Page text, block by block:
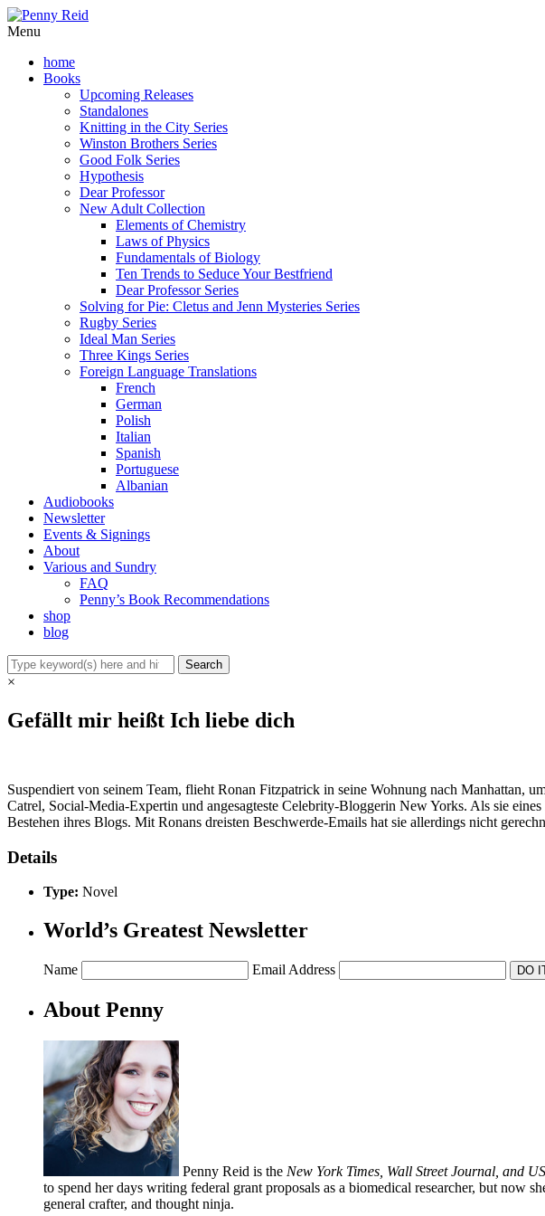
Menu
home
Books
Upcoming Releases
Standalones
Knitting in the City Series
Winston Brothers Series
Good Folk Series
Hypothesis
Dear Professor
New Adult Collection
Elements of Chemistry
Laws of Physics
Fundamentals of Biology
Ten Trends to Seduce Your Bestfriend
Dear Professor Series
Solving for Pie: Cletus and Jenn Mysteries Series
Rugby Series
Ideal Man Series
Three Kings Series
Foreign Language Translations
French
German
Polish
Italian
Spanish
Portuguese
Albanian
Audiobooks
Newsletter
Events & Signings
About
Various and Sundry
FAQ
Penny’s Book Recommendations
shop
blog
×
Gefällt mir heißt Ich liebe dich
Suspendiert von seinem Team, flieht Ronan Fitzpatrick in seine Wohnung nach Manhattan,
Catrel, Social-Media-Expertin und angesagteste Celebrity-Bloggerin New Yorks. Als sie
Bestehen ihres Blogs. Mit Ronans dreisten Beschwerde-Emails hat sie allerdings nicht
Details
Type: Novel
World’s Greatest Newsletter
Name Email Address
About Penny
Penny Reid is the New York Times, Wall Street Journal, and
to spend her days writing federal grant proposals as a biomedical researcher, but now
general crafter, and thought ninja.